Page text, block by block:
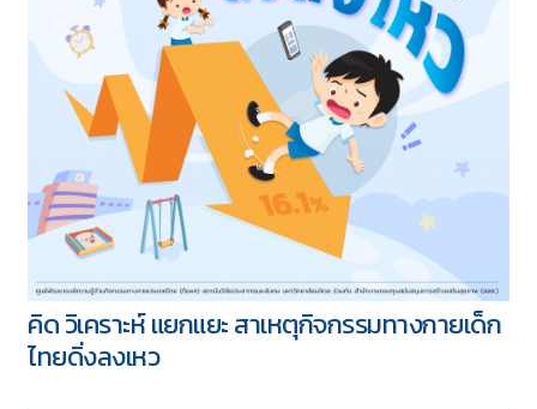
Download
คิด วิเคราะห์ แยกแยะ สาเหตุกิจกรรมทางกายเด็ก
ไทยดิ่งลงเหว